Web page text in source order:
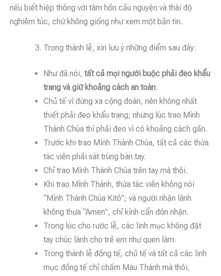
nếu biết hiệp thông với tâm hồn cầu nguyện và thái độ
nghiêm túc, chứ không giống như xem một bản tin.
Trong thánh lễ, xin lưu ý những điểm sau đây:
Như đã nói, tất cả mọi người buộc phải đeo khẩu
trang và giữ khoảng cách an toàn.
Chủ tế vì đứng xa cộng đoàn, nên không nhất
thiết phải đeo khẩu trang; nhưng lúc trao Mình
Thánh Chúa thì phải đeo vì có khoảng cách gần.
Trước khi trao Mình Thánh Chúa, tất cả các thừa
tác viên phải sát trùng bàn tay.
Chỉ trao Mình Thánh Chúa trên tay mà thôi.
Khi trao Mình Thánh, thừa tác viên không nói
“Mình Thánh Chúa Kitô”; và người nhận lãnh
không thưa “Amen”, chỉ kính cẩn đón nhận.
Trong lúc cho rước lễ, các linh mục không đặt
tay chúc lành cho trẻ em như quen làm.
Trong thánh lễ đồng tế, chủ tế và tất cả các linh
mục đồng tế chỉ chấm Máu Thánh mà thôi,